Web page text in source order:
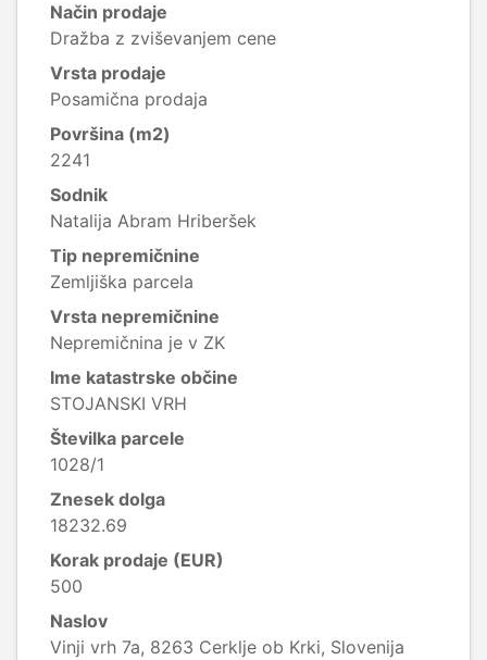
Način prodaje
Dražba z zviševanjem cene
Vrsta prodaje
Posamična prodaja
Površina (m2)
2241
Sodnik
Natalija Abram Hriberšek
Tip nepremičnine
Zemljiška parcela
Vrsta nepremičnine
Nepremičnina je v ZK
Ime katastrske občine
STOJANSKI VRH
Številka parcele
1028/1
Znesek dolga
18232.69
Korak prodaje (EUR)
500
Naslov
Vinji vrh 7a, 8263 Cerklje ob Krki, Slovenija